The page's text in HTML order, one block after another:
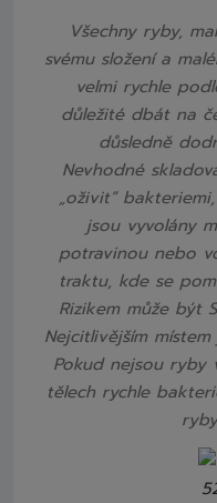
Všechny ryby,
svému složení a
velmi rychle
důležité dbát na
důsledně
Nevhodné
„oživit“
jsou vyvolány
potravinou nebo
traktu, kde se
Rizikem může být
Nejcitlivějším
Pokud nejsou ryby
tělech rychle